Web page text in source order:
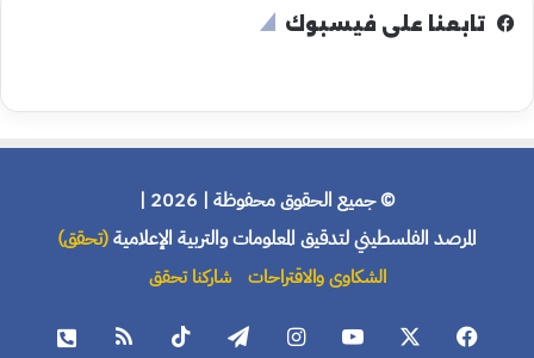
تابعنا على فيسبوك
© جميع الحقوق محفوظة | 2026 |
المرصد الفلسطيني لتدقيق المعلومات والتربية الإعلامية(تحقق)
الشكاوى والاقتراحات شاركنا تحقق
فيسبوك يوتيوب انستقرام تيلقرام ‫TikTok ملخص